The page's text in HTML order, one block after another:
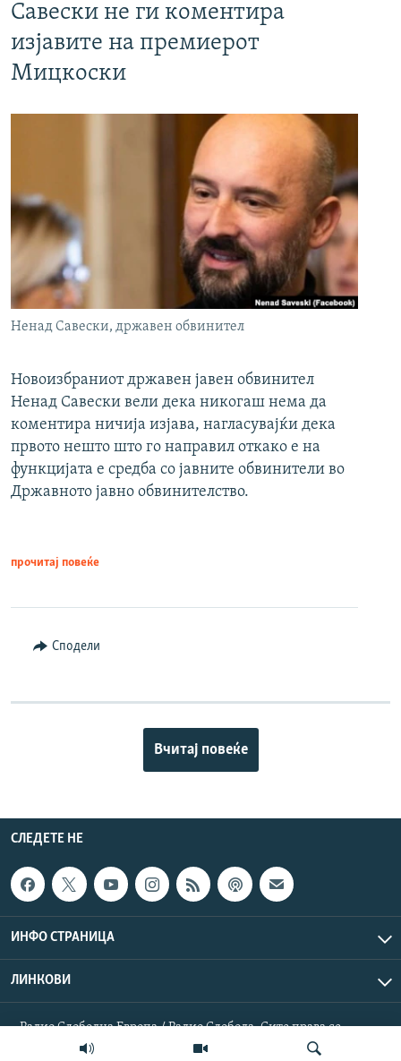
Савески не ги коментира
изјавите на премиерот
Мицкоски
Ненад Савески, државен обвинител
Новоизбраниот државен јавен обвинител
Ненад Савески вели дека никогаш нема да
коментира ничија изјава, нагласувајќи дека
првото нешто што го направил откако е на
функцијата е средба со јавните обвинители во
Државното јавно обвинителство.
прочитај повеќе
Сподели
Вчитај повеќе
СЛЕДЕТЕ НЕ
ИНФО СТРАНИЦА
ЛИНКОВИ
Радио Слободна Европа / Радио Слобода. Сите права се
резервирани